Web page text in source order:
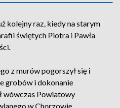
kolejny raz, kiedy na starym
świętych Piotra i Pawła
z murów pogorszył się i
grobów i dokonanie
wówczas Powiatowy
w Chorzowie.